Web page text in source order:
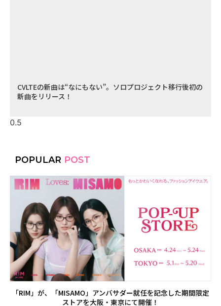
CVLTEの新曲は“なにもない”。ソロプロジェクト移行後初の
新曲をリリース！
POPULAR POST
「RIM」が、「MISAMO」アンバサダー就任を記念した期間限定
ストアを大阪・東京にて開催！